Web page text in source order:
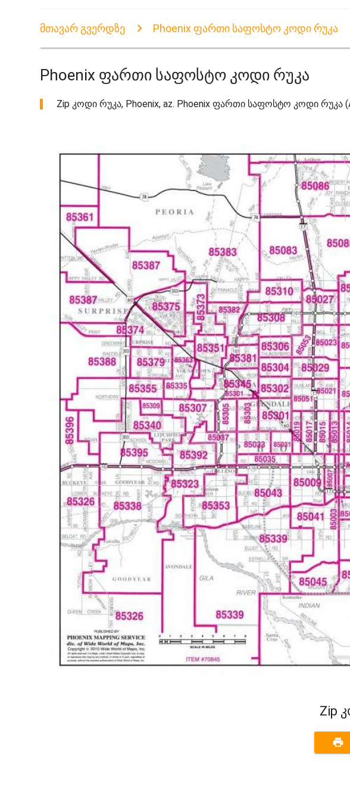
მთავარ გვერდზე Phoenix ფართი საფოსტო კოდი რუკა
Phoenix ფართი საფოსტო კოდი რუკა
Zip კოდი რუკა, Phoenix, az. Phoenix ფართი საფოსტო კოდი რუკა
Zip
print